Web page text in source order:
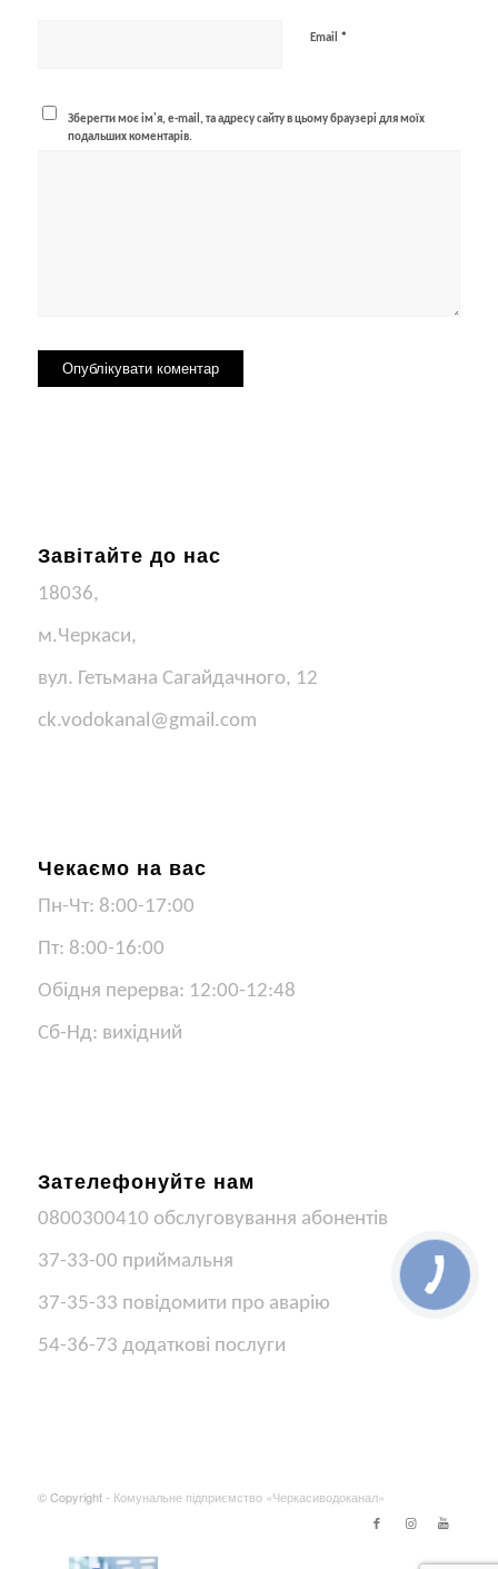
Email *
Зберегти моє ім'я, e-mail, та адресу сайту в цьому браузері для моїх
подальших коментарів.
Завітайте до нас
18036,
м.Черкаси,
вул. Гетьмана Сагайдачного, 12
ck.vodokanal@gmail.com
Чекаємо на вас
Пн-Чт: 8:00-17:00
Пт: 8:00-16:00
Обідня перерва: 12:00-12:48
Сб-Нд: вихідний
Зателефонуйте нам
0800300410 обслуговування абонентів
37-33-00 приймальня
37-35-33 повідомити про аварію
54-36-73 додаткові послуги
© Copyright - Комунальне підприємство «Черкасиводоканал»